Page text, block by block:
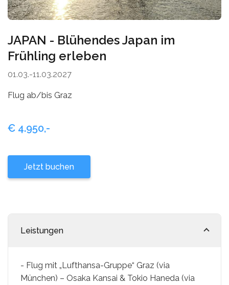
Thailand
Zypern
Mykonos
Paros
Patmos
Santorin
Sifnos
Thassos
JAPAN - Blühendes Japan im
Frühling erleben
01.03.-11.03.2027
Flug ab/bis Graz
€ 4.950,-
Jetzt buchen
Leistungen
- Flug mit „Lufthansa-Gruppe“ Graz (via
München) – Osaka Kansai & Tokio Haneda (via